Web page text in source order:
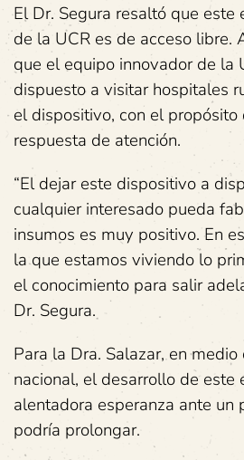
El Dr. Segura resaltó que este
de la UCR es de acceso libre.
que el equipo innovador de la
dispuesto a visitar hospitales
el dispositivo, con el
respuesta de atención.
“El dejar este dispositivo a
cualquier interesado pueda
insumos es muy positivo. En
la que estamos viviendo lo
el conocimiento para salir
Dr. Segura.
Para la Dra. Salazar, en
nacional, el desarrollo de este
alentadora esperanza ante un
podría prolongar.